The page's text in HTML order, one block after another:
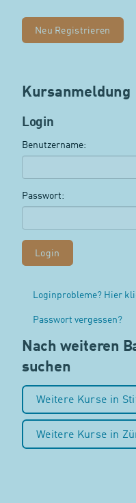
Neu Registrieren
Kursanmeldung
Login
Benutzername:
Passwort:
Loginprobleme? Hier
Passwort vergessen?
Nach weiteren
suchen
Weitere Kurse in
Weitere Kurse in